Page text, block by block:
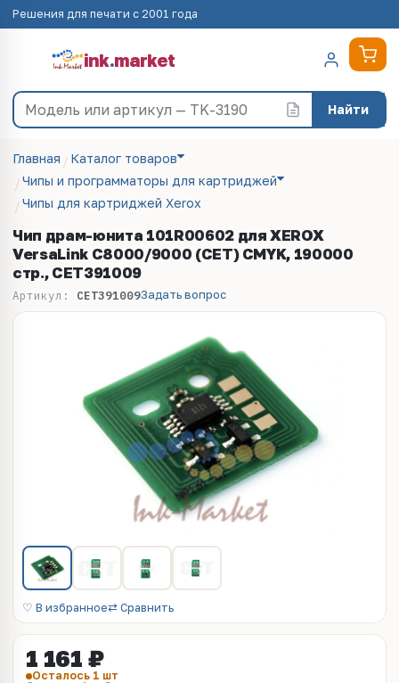
Решения для печати с 2001 года
ink.market
Найти
Главная
Каталог товаров
Чипы и программаторы для картриджей
Чипы для картриджей Xerox
Чип драм-юнита 101R00602 для XEROX
VersaLink C8000/9000 (CET) CMYK, 190000
стр., CET391009
Артикул: CET391009Задать вопрос
♡ В избранное⇄ Сравнить
1 161 ₽
Осталось 1 шт